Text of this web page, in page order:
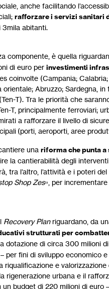
anche facilitando
rafforzare i servizi sanitari
3mila abitanti.
componente, è quella
di euro per investimenti
coinvolte (Campania;
Abruzzo; Sardegna,
T). Tra le priorità che
T, principalmente ferroviari;
a rafforzare il livello di
(porti, aeroporti, aree
una riforma che punta
la cantierabilità degli
tra l’altro, l’attività e i poteri
Shop Zes», per
Recovery Planriguardano, da
strutturati per
dotazione di circa 300 milioni
fini di sviluppo economico
riqualificazione e
rigenerazione urbana e il
budget di 220 milioni di euro